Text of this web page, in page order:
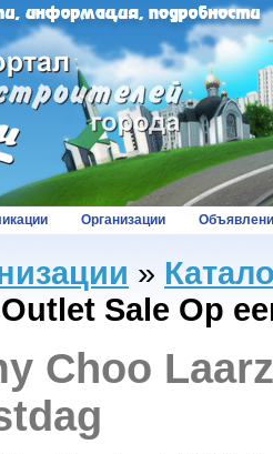
Организации
»
Sale Op
Choo